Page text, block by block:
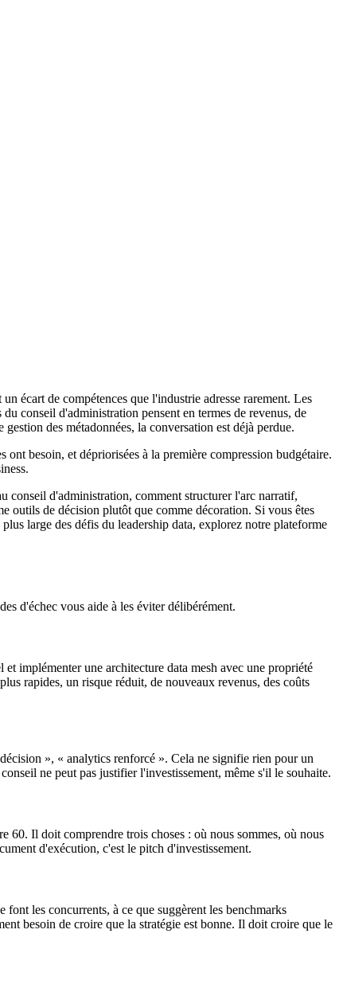
écart de compétences que l'industrie adresse rarement. Les
conseil d'administration pensent en termes de revenus, de
des métadonnées, la conversation est déjà perdue.
besoin, et dépriorisées à la première compression budgétaire.
conseil d'administration, comment structurer l'arc narratif,
outils de décision plutôt que comme décoration. Si vous êtes
large des défis du leadership data, explorez notre plateforme
d'échec vous aide à les éviter délibérément.
implémenter une architecture data mesh avec une propriété
rapides, un risque réduit, de nouveaux revenus, des coûts
», « analytics renforcé ». Cela ne signifie rien pour un
ne peut pas justifier l'investissement, même s'il le souhaite.
60. Il doit comprendre trois choses : où nous sommes, où nous
d'exécution, c'est le pitch d'investissement.
font les concurrents, à ce que suggèrent les benchmarks
besoin de croire que la stratégie est bonne. Il doit croire que le